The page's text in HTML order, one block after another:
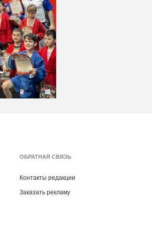
ОБРАТНАЯ СВЯЗЬ
Контакты редакции
Заказать рекламу